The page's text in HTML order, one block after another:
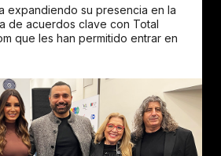
expandiendo su presencia en la
de acuerdos clave con Total
que les han permitido entrar en